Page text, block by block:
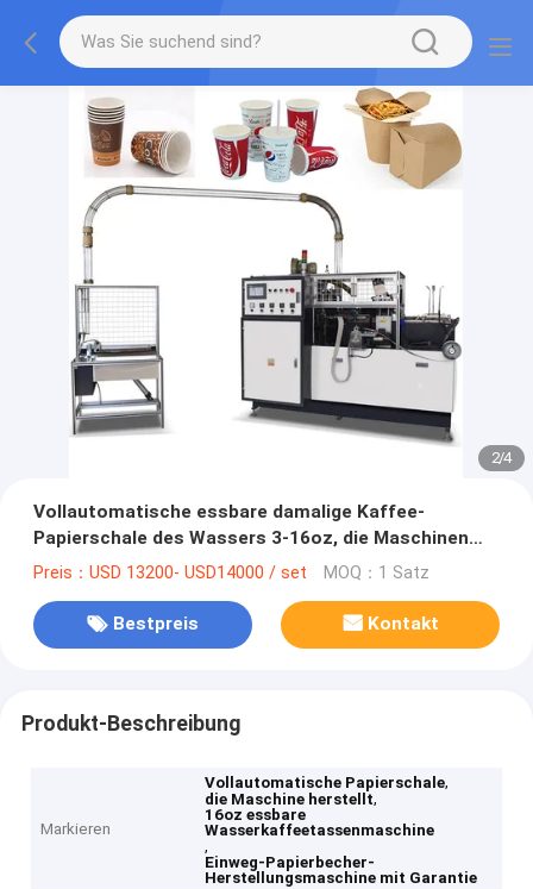
2/4
Vollautomatische essbare damalige Kaffee-
Papierschale des Wassers 3-16oz, die Maschinen
herstellt
Preis：USD 13200- USD14000 / set MOQ：1 Satz
Bestpreis Kontakt
Produkt-Beschreibung
Markieren
Vollautomatische Papierschale,
die Maschine herstellt,
16oz essbare
Wasserkaffeetassenmaschine
,
Einweg-Papierbecher-
Herstellungsmaschine mit Garantie